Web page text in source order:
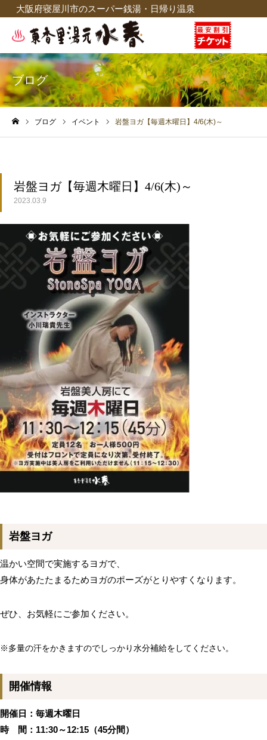
大阪府寝屋川市のスーパー銭湯・日帰り温泉
ブログ
ブログ イベント 岩盤ヨガ【毎週木曜日】4/6(木)～
岩盤ヨガ【毎週木曜日】4/6(木)～
2023.03.9
岩盤ヨガ
温かい空間で実施するヨガで、
身体があたたまるためヨガのポーズがとりやすくなります。
ぜひ、お気軽にご参加ください。
※多量の汗をかきますのでしっかり水分補給をしてください。
開催情報
開催日：毎週木曜日
時 間：11:30～12:15（45分間）